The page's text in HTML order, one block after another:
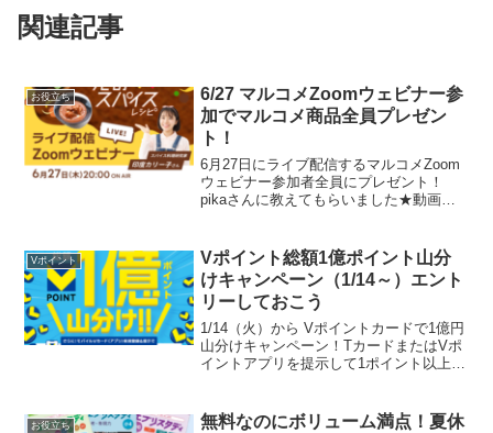
関連記事
お役立ち
6/27 マルコメZoomウェビナー参
加でマルコメ商品全員プレゼン
ト！
6月27日にライブ配信するマルコメZoom
ウェビナー参加者全員にプレゼント！
pikaさんに教えてもらいました★動画内
甘こうじ・料亭の味 フリーズドライつぶ
みそ ボト...
Vポイント
Vポイント総額1億ポイント山分
けキャンペーン（1/14～）エント
リーしておこう
1/14（火）から Vポイントカードで1億円
山分けキャンペーン！TカードまたはVポ
イントアプリを提示して1ポイント以上た
ント進呈3か月合計で最大600ポイント ...
お役立ち
無料なのにボリューム満点！夏休